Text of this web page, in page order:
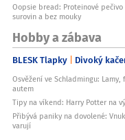
Oopsie bread: Proteinové
surovin a bez mouky
Hobby a zábava
BLESK Tlapky Divoký
Osvěžení ve Schladmingu:
autem
Tipy na víkend: Harry Potter na
Přibývá paniky na dovolené:
varují